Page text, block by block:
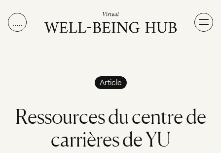
Article
Ressourcesducentrede
carrièresdeYU